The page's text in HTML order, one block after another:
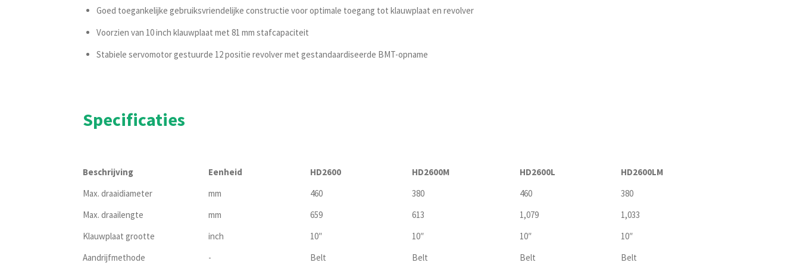
Goed toegankelijke gebruiksvriendelijke constructie voor optimale toegang tot klauwplaat en revolver
Voorzien van 10 inch klauwplaat met 81 mm stafcapaciteit
Stabiele servomotor gestuurde 12 positie revolver met gestandaardiseerde BMT-opname
Specificaties
Beschrijving Eenheid HD2600 HD2600M HD2600L
HD2600LM
Max. draaidiameter
mm 460 380 460
380
Max. draailengte
mm 659 613 1,079
1,033
Klauwplaat grootte
inch 10″ 10″ 10″
10″
Aandrijfmethode
- Belt Belt Belt
Belt